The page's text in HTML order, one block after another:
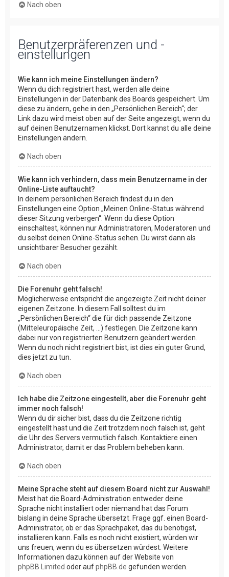
Nach oben
Benutzerpräferenzen und -
einstellungen
Wie kann ich meine Einstellungen ändern?
Wenn du dich registriert hast, werden alle deine
Einstellungen in der Datenbank des Boards gespeichert. Um
diese zu ändern, gehe in den „Persönlichen Bereich“; der
Link dazu wird meist oben auf der Seite angezeigt, wenn du
auf deinen Benutzernamen klickst. Dort kannst du alle deine
Einstellungen ändern.
Nach oben
Wie kann ich verhindern, dass mein Benutzername in der
Online-Liste auftaucht?
In deinem persönlichen Bereich findest du in den
Einstellungen eine Option „Meinen Online-Status während
dieser Sitzung verbergen“. Wenn du diese Option
einschaltest, können nur Administratoren, Moderatoren und
du selbst deinen Online-Status sehen. Du wirst dann als
unsichtbarer Besucher gezählt.
Nach oben
Die Forenuhr geht falsch!
Möglicherweise entspricht die angezeigte Zeit nicht deiner
eigenen Zeitzone. In diesem Fall solltest du im
„Persönlichen Bereich“ die für dich passende Zeitzone
(Mitteleuropäische Zeit, ...) festlegen. Die Zeitzone kann
dabei nur von registrierten Benutzern geändert werden.
Wenn du noch nicht registriert bist, ist dies ein guter Grund,
dies jetzt zu tun.
Nach oben
Ich habe die Zeitzone eingestellt, aber die Forenuhr geht
immer noch falsch!
Wenn du dir sicher bist, dass du die Zeitzone richtig
eingestellt hast und die Zeit trotzdem noch falsch ist, geht
die Uhr des Servers vermutlich falsch. Kontaktiere einen
Administrator, damit er das Problem beheben kann.
Nach oben
Meine Sprache steht auf diesem Board nicht zur Auswahl!
Meist hat die Board-Administration entweder deine
Sprache nicht installiert oder niemand hat das Forum
bislang in deine Sprache übersetzt. Frage ggf. einen Board-
Administrator, ob er das Sprachpaket, das du benötigst,
installieren kann. Falls es noch nicht existiert, würden wir
uns freuen, wenn du es übersetzen würdest. Weitere
Informationen dazu können auf der Website von
phpBB Limited oder aufphpBB.de gefunden werden.